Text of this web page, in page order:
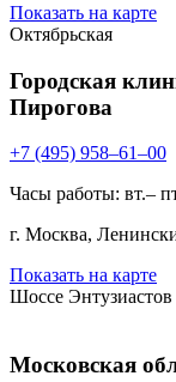
Показать на карте
Октябрьская
Городская
Пирогова
+7 (495) 958–61–00
Часы работы: вт.–
г. Москва,
Показать на карте
Шоссе Энтузиастов
Московская